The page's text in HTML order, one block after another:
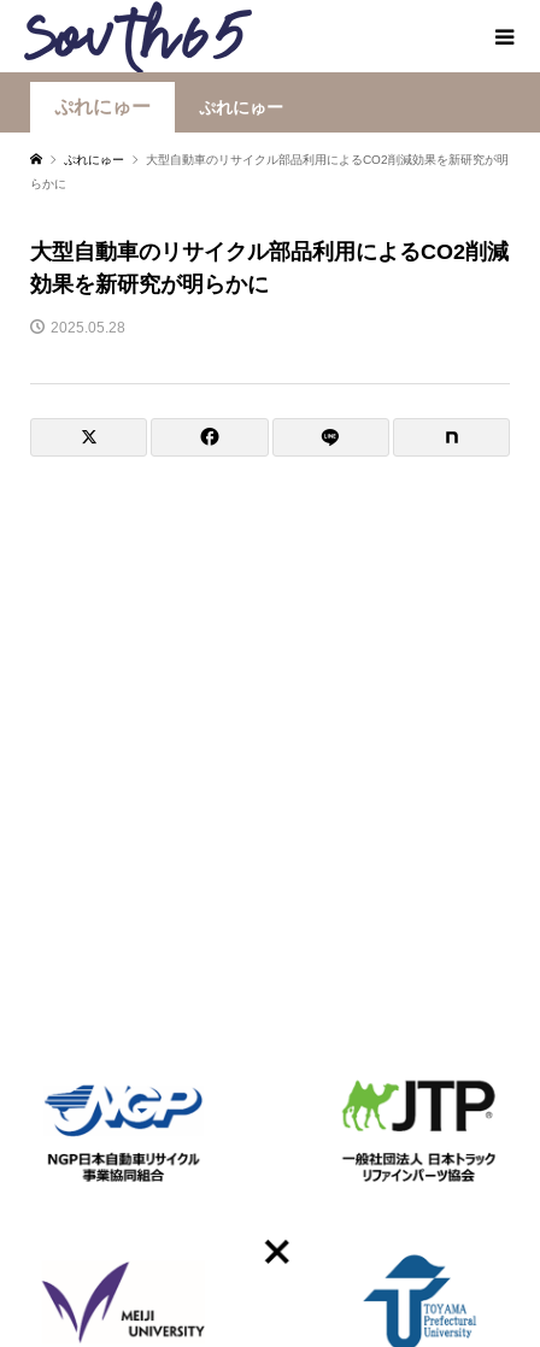
ぷれにゅー ぷれにゅー
ぷれにゅー
大型自動車のリサイクル部品利用によるCO2削減効果を新研究が明
らかに
大型自動車のリサイクル部品利用によるCO2削減
効果を新研究が明らかに
2025.05.28